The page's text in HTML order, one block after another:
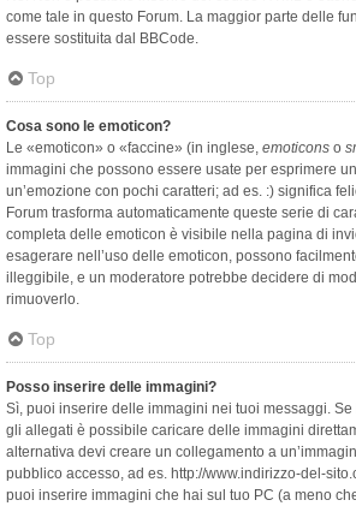
come tale in questo Forum. La maggior parte delle
essere sostituita dal BBCode.
Top
Cosa sono le emoticon?
Le «emoticon» o «faccine» (in inglese, emoticons o
immagini che possono essere usate per esprimere
un’emozione con pochi caratteri; ad es. :) significa
Forum trasforma automaticamente queste serie di
completa delle emoticon è visibile nella pagina di
esagerare nell’uso delle emoticon, possono
illeggibile, e un moderatore potrebbe decidere di
rimuoverlo.
Top
Posso inserire delle immagini?
Sì, puoi inserire delle immagini nei tuoi messaggi. Se
gli allegati è possibile caricare delle immagini
alternativa devi creare un collegamento a
pubblico accesso, ad es. http://www.indirizzo-del-
puoi inserire immagini che hai sul tuo PC (a meno